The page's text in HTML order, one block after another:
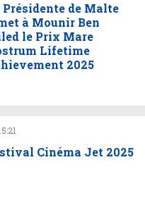
Présidente de Malte
à Mounir Ben
le Prix Mare
Lifetime
2025
Cinéma Jet 2025